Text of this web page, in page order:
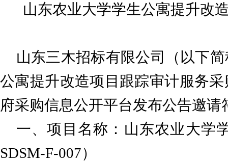
山东农业大学学生公寓提升改
山东三木招标有限公司（以下
公寓提升改造项目跟踪审计服务
府采购信息公开平台发布公告邀
一、项目名称： 山东农业大学
SDSM-F-007）